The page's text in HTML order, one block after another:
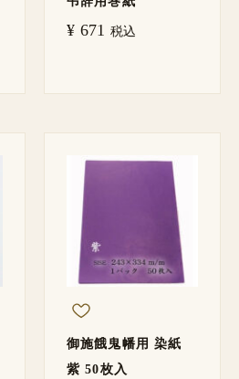
¥ 671 税込
御施餓鬼幡用 染紙
紫 50枚入